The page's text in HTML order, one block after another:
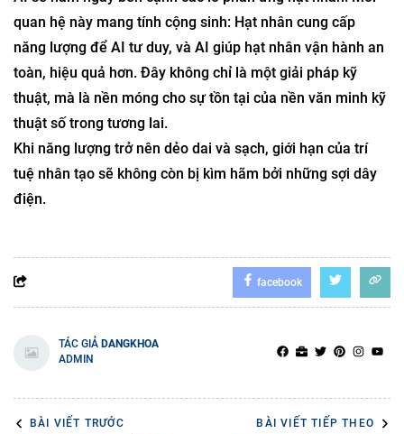
quan hệ này mang tính cộng sinh: Hạt nhân cung cấp
năng lượng để AI tư duy, và AI giúp hạt nhân vận hành an
toàn, hiệu quả hơn. Đây không chỉ là một giải pháp kỹ
thuật, mà là nền móng cho sự tồn tại của nền văn minh kỹ
thuật số trong tương lai.
Khi năng lượng trở nên dẻo dai và sạch, giới hạn của trí
tuệ nhân tạo sẽ không còn bị kìm hãm bởi những sợi dây
điện.
facebook
TÁC GIẢ DANGKHOA
ADMIN
BÀI VIẾT TRƯỚC BÀI VIẾT TIẾP THEO